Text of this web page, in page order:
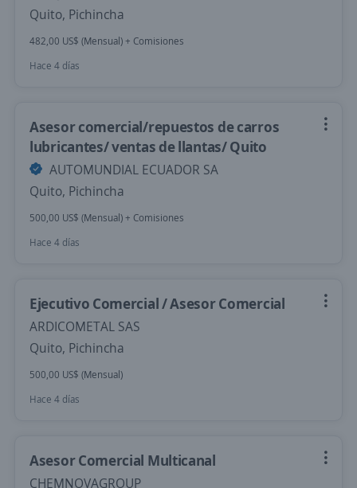
Quito, Pichincha
482,00 US$ (Mensual) + Comisiones
Hace 4 días
Asesor comercial/repuestos de carros
lubricantes/ ventas de llantas/ Quito
AUTOMUNDIAL ECUADOR SA
Quito, Pichincha
500,00 US$ (Mensual) + Comisiones
Hace 4 días
Ejecutivo Comercial / Asesor Comercial
ARDICOMETAL SAS
Quito, Pichincha
500,00 US$ (Mensual)
Hace 4 días
Asesor Comercial Multicanal
CHEMNOVAGROUP